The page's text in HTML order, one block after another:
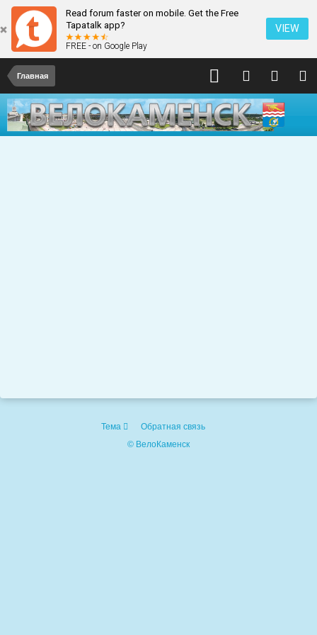
Read forum faster on mobile. Get the Free
Tapatalk app?
FREE - on Google Play
VIEW
Главная
Тема
Обратная связь
© ВелоКаменск